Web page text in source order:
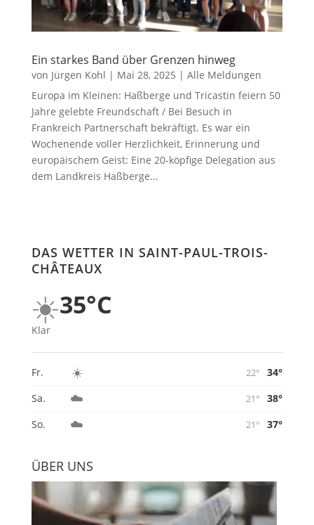
Ein starkes Band über Grenzen hinweg
von Jürgen Kohl | Mai 28, 2025 | Alle Meldungen
Europa im Kleinen: Haßberge und Tricastin feiern 50
Jahre gelebte Freundschaft / Bei Besuch in
Frankreich Partnerschaft bekräftigt. Es war ein
Wochenende voller Herzlichkeit, Erinnerung und
europäischem Geist: Eine 20-köpfige Delegation aus
dem Landkreis Haßberge...
DAS WETTER IN SAINT-PAUL-TROIS-
CHÂTEAUX
☀️35°C
Klar
Fr. ☀️ 22°
34°
Sa.
☁️ 21°
38°
So.
☁️ 21° 37°
ÜBER UNS